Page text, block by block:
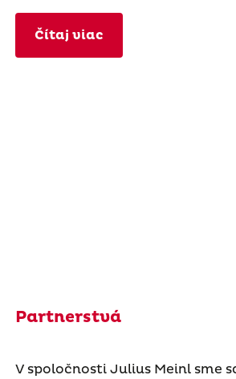
Čítaj viac
Partnerstvá
V spoločnosti Julius Meinl sme